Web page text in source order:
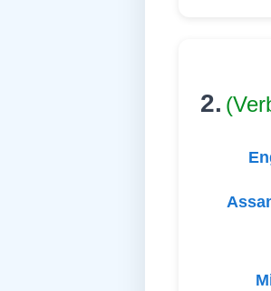
2.